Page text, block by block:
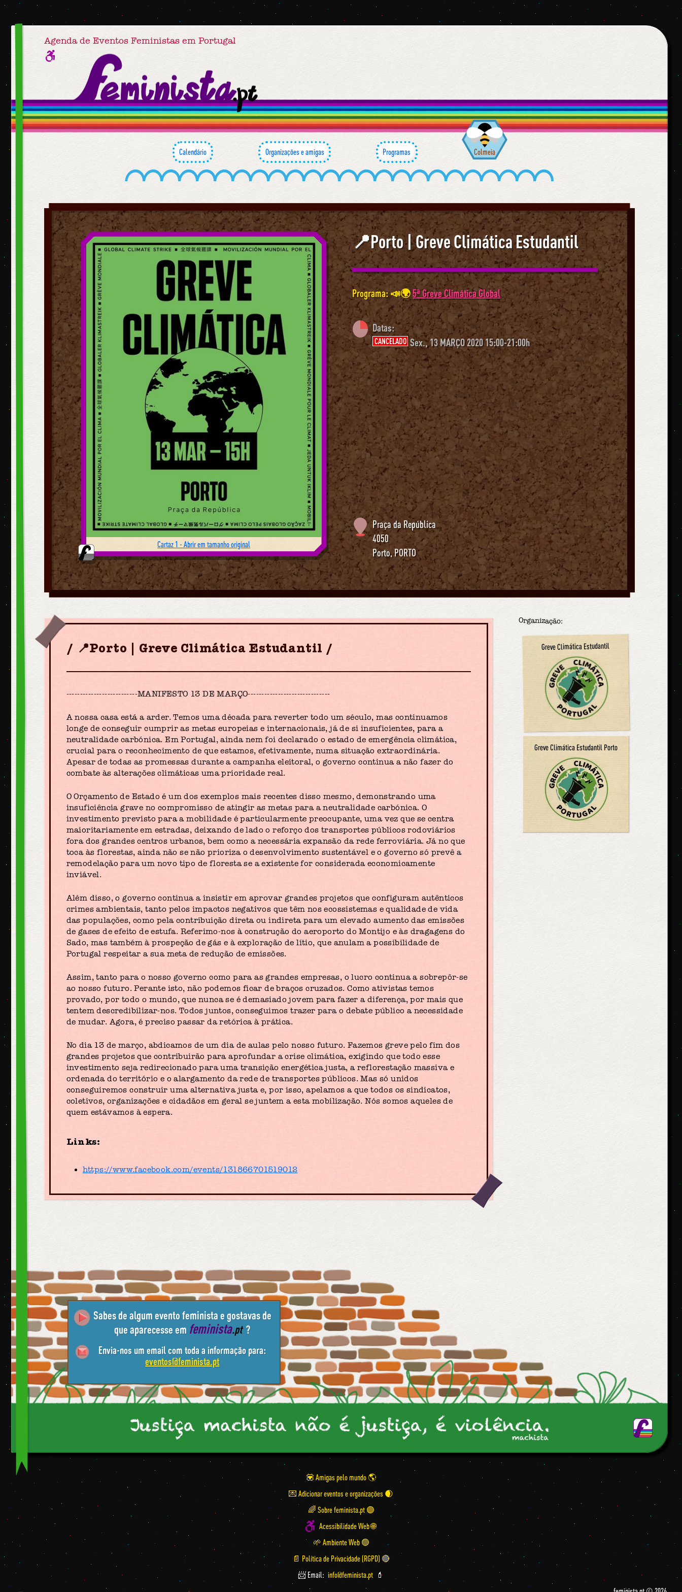
Agenda de Eventos Feministas em Portugal
Calendário Organizações e amigas Programas Colmeia
📍Porto | Greve Climática Estudantil
Programa: 📣🌍5ª Greve Climática Global
Datas:
CANCELADO Sex., 13 MARÇO 2020 15:00-21:00h
Praça da República
4050
Porto,PORTO
Cartaz 1 - Abrir em tamanho original
📍Porto | Greve Climática Estudantil
--------------------------MANIFESTO 13 DE MARÇO------------------------------
A nossa casa está a arder. Temos uma década para reverter todo um século, mas continuamos
longe de conseguir cumprir as metas europeias e internacionais, já de si insuficientes, para a
neutralidade carbónica. Em Portugal, ainda nem foi declarado o estado de emergência climática,
crucial para o reconhecimento de que estamos, efetivamente, numa situação extraordinária.
Apesar de todas as promessas durante a campanha eleitoral, o governo continua a não fazer do
combate às alterações climáticas uma prioridade real.
O Orçamento de Estado é um dos exemplos mais recentes disso mesmo, demonstrando uma
insuficiência grave no compromisso de atingir as metas para a neutralidade carbónica. O
investimento previsto para a mobilidade é particularmente preocupante, uma vez que se centra
maioritariamente em estradas, deixando de lado o reforço dos transportes públicos rodoviários
fora dos grandes centros urbanos, bem como a necessária expansão da rede ferroviária. Já no que
toca às florestas, ainda não se não prioriza o desenvolvimento sustentável e o governo só prevê a
remodelação para um novo tipo de floresta se a existente for considerada economicamente
inviável.
Além disso, o governo continua a insistir em aprovar grandes projetos que configuram autênticos
crimes ambientais, tanto pelos impactos negativos que têm nos ecossistemas e qualidade de vida
das populações, como pela contribuição direta ou indireta para um elevado aumento das emissões
de gases de efeito de estufa. Referimo-nos à construção do aeroporto do Montijo e às dragagens do
Sado, mas também à prospeção de gás e à exploração de lítio, que anulam a possibilidade de
Portugal respeitar a sua meta de redução de emissões.
Assim, tanto para o nosso governo como para as grandes empresas, o lucro continua a sobrepôr-se
ao nosso futuro. Perante isto, não podemos ficar de braços cruzados. Como ativistas temos
provado, por todo o mundo, que nunca se é demasiado jovem para fazer a diferença, por mais que
tentem descredibilizar-nos. Todos juntos, conseguimos trazer para o debate público a necessidade
de mudar. Agora, é preciso passar da retórica à prática.
No dia 13 de março, abdicamos de um dia de aulas pelo nosso futuro. Fazemos greve pelo fim dos
grandes projetos que contribuirão para aprofundar a crise climática, exigindo que todo esse
investimento seja redirecionado para uma transição energética justa, a reflorestação massiva e
ordenada do território e o alargamento da rede de transportes públicos. Mas só unidos
conseguiremos construir uma alternativa justa e, por isso, apelamos a que todos os sindicatos,
coletivos, organizações e cidadãos em geral se juntem a esta mobilização. Nós somos aqueles de
quem estávamos à espera.
Links:
https://www.facebook.com/events/131866701519012
Organização:
Greve Climática Estudantil
Greve Climática Estudantil Porto
Sabes de algum evento feminista e gostavas de
que aparecesse em feminista.pt ?
Envia-nos um email com toda a informação para:
eventos@feminista.pt
💟 Amigas pelo mundo
💌 Adicionar eventos e organizações
🌈 Sobre feminista.pt 🟣
Acessibilidade Web 🌐
🌱 Ambiente Web 🟢
📄 Política de Privacidade (RGPD) 🔴
📨 Email: info@feminista.pt 💄